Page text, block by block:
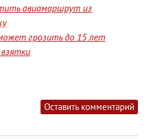
авиамаршрут из
грозить до 15 лет
Оставить комментарий